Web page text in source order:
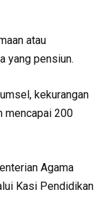
atau
yang pensiun.
kekurangan
mencapai 200
Agama
Kasi Pendidikan